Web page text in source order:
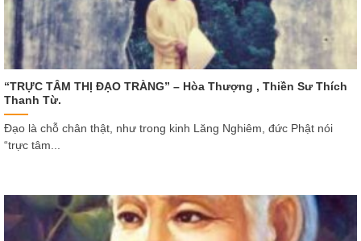
“TRỰC TÂM THỊ ĐẠO TRÀNG” – Hòa Thượng , Thiền Sư Thích
Thanh Từ.
Đạo là chỗ chân thật, như trong kinh Lăng Nghiêm, đức Phật nói
“trực tâm...